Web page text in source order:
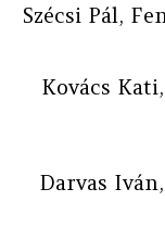
Szécsi Pál,
Kovács
Darvas